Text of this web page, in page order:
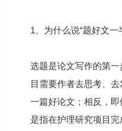
1、为什么说“题好文一
选题是论文写作的第
目需要作者去思考、
一篇好论文；相反，
是指在护理研究项目